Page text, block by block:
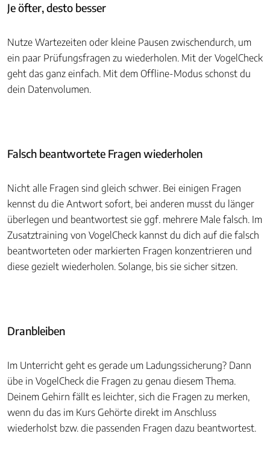
Je öfter, desto besser
Nutze Wartezeiten oder kleine Pausen zwischendurch, um
ein paar Prüfungsfragen zu wiederholen. Mit der VogelCheck
geht das ganz einfach. Mit dem Offline-Modus schonst du
dein Datenvolumen.
Falsch beantwortete Fragen wiederholen
Nicht alle Fragen sind gleich schwer. Bei einigen Fragen
kennst du die Antwort sofort, bei anderen musst du länger
überlegen und beantwortest sie ggf. mehrere Male falsch. Im
Zusatztraining von VogelCheck kannst du dich auf die falsch
beantworteten oder markierten Fragen konzentrieren und
diese gezielt wiederholen. Solange, bis sie sicher sitzen.
Dranbleiben
Im Unterricht geht es gerade um Ladungssicherung? Dann
übe in VogelCheck die Fragen zu genau diesem Thema.
Deinem Gehirn fällt es leichter, sich die Fragen zu merken,
wenn du das im Kurs Gehörte direkt im Anschluss
wiederholst bzw. die passenden Fragen dazu beantwortest.